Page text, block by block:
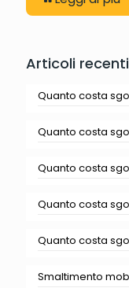
Articoli recenti
Quanto costa
Quanto costa
Quanto costa
Quanto costa
Quanto costa
Smaltimento